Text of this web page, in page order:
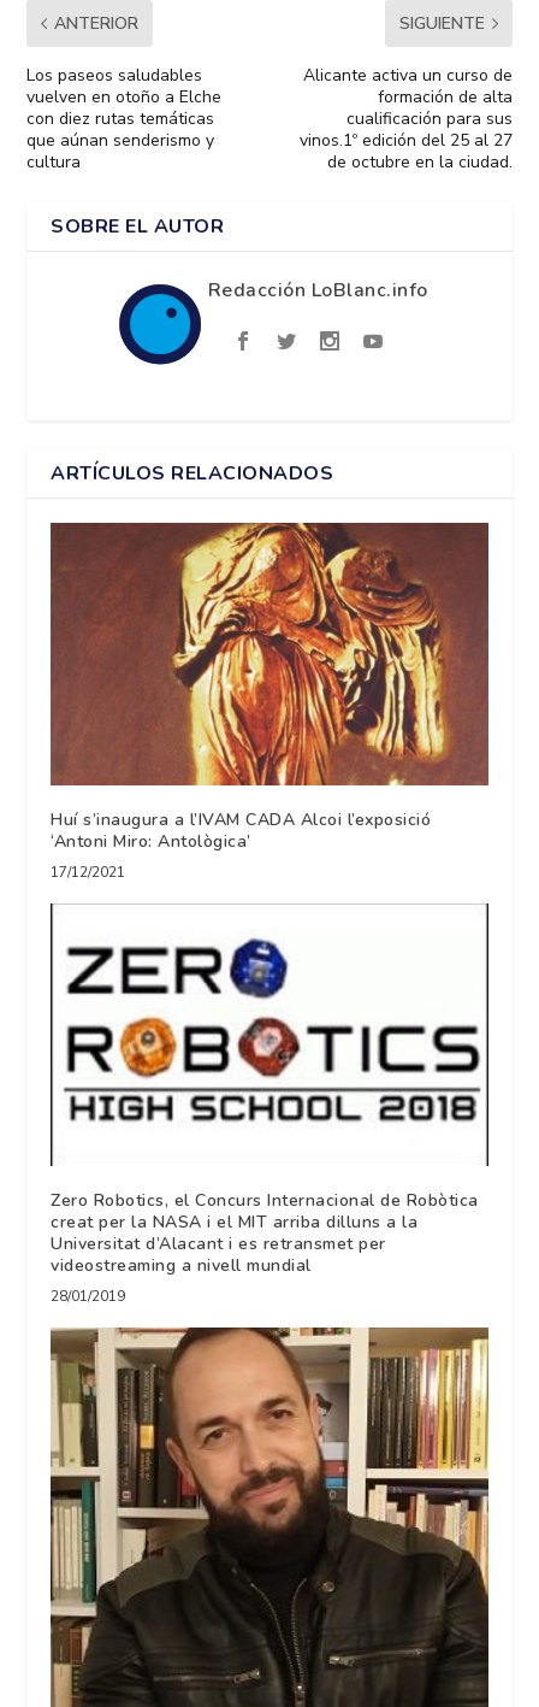
ANTERIOR
Los paseos saludables
vuelven en otoño a Elche
con diez rutas temáticas
que aúnan senderismo y
cultura
SIGUIENTE
Alicante activa un curso de
formación de alta
cualificación para sus
vinos.1º edición del 25 al 27
de octubre en la ciudad.
SOBRE EL AUTOR
Redacción LoBlanc.info
ARTÍCULOS RELACIONADOS
Huí s’inaugura a l’IVAM CADA Alcoi l’exposició
‘Antoni Miro: Antològica’
17/12/2021
Zero Robotics, el Concurs Internacional de Robòtica
creat per la NASA i el MIT arriba dilluns a la
Universitat d’Alacant i es retransmet per
videostreaming a nivell mundial
28/01/2019